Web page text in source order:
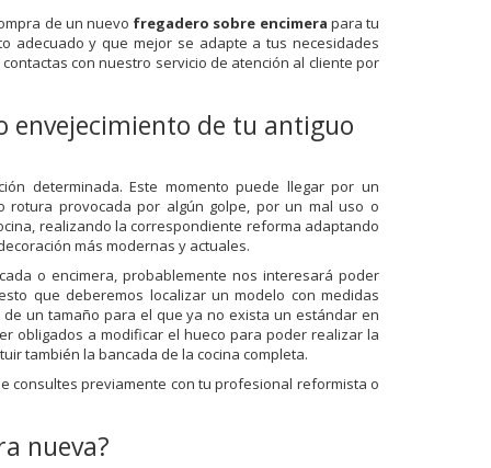
de un nuevo fregadero sobre encimera para tu
adecuado y que mejor se adapte a tus necesidades
con nuestro servicio de atención al cliente por
de tu antiguo
determinada. Este momento puede llegar por un
provocada por algún golpe, por un mal uso o
realizando la correspondiente reforma adaptando
más modernas y actuales.
o encimera, probablemente nos interesará poder
que deberemos localizar un modelo con medidas
un tamaño para el que ya no exista un estándar en
obligados a modificar el hueco para poder realizar la
también la bancada de la cocina completa.
consultes previamente con tu profesional reformista o
nueva?